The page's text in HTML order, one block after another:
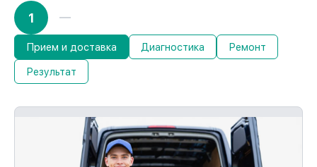
1
Прием и доставка Диагностика Ремонт
Результат